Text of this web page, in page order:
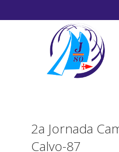
2a Jornada
Calvo-87